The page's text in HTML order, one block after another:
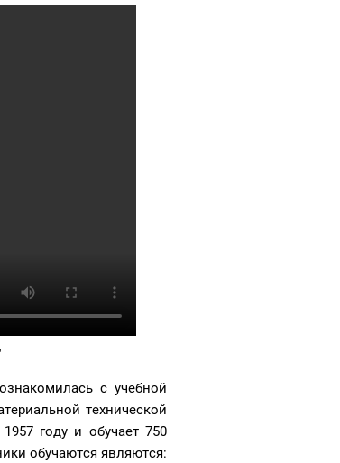
с учебной
технической
году и обучает 750
обучаются являются: